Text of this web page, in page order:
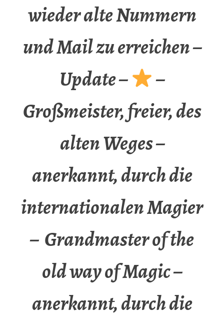
wieder alte Nummern
und Mail zu erreichen –
Update –
–
Großmeister, freier, des
alten Weges –
anerkannt, durch die
internationalen Magier
– Grandmaster of the
old way of Magic –
anerkannt, durch die